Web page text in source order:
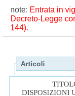
note: Entrata in
Decreto-Legge
144).